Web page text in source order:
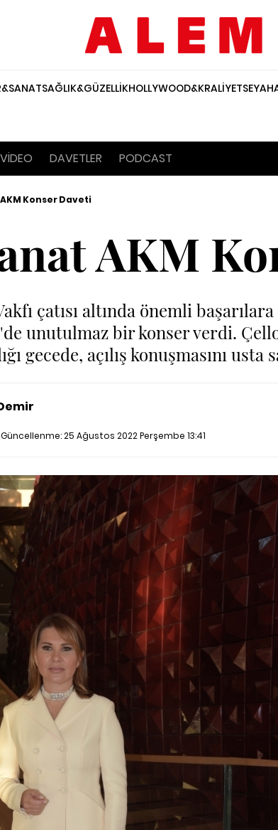
SAĞLIK&GÜZELLİKHOLLYWOOD&KRALİYET
VİDEO DAVETLER PODCAST
AKM Konser Daveti
AKM
çatısı altında önemli
unutulmaz bir konser verdi.
gecede, açılış konuşmasını
Güncellenme:25 Ağustos 2022 Perşembe 13:41